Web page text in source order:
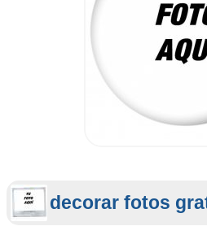
decorar fotos